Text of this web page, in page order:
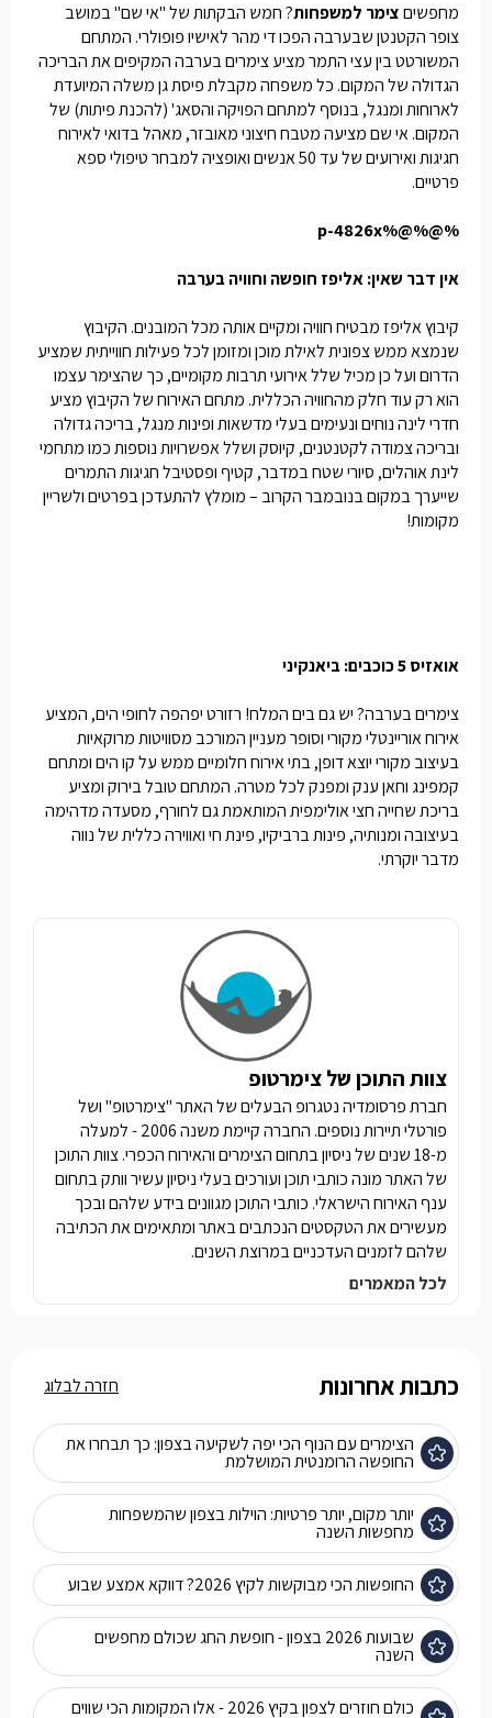
מחפשיםצימר למשפחות? חמש הבקתות של "אי שם" במושב
צופר הקטנטן שבערבה הפכו די מהר לאישיו פופולרי. המתחם
המשורטט בין עצי התמר מציע צימרים בערבה המקיפים את הבריכה
הגדולה של המקום. כל משפחה מקבלת פיסת גן משלה המיועדת
לארוחות ומנגל, בנוסף למתחם הפויקה והסאג' (להכנת פיתות) של
המקום. אי שם מציעה מטבח חיצוני מאובזר, מאהל בדואי לאירוח
חגיגות ואירועים של עד 50 אנשים ואופציה למבחר טיפולי ספא
פרטיים.
%@%@%p-4826x
אין דבר שאין: אליפז חופשה וחוויה בערבה
קיבוץ אליפז מבטיח חוויה ומקיים אותה מכל המובנים. הקיבוץ
שנמצא ממש צפונית לאילת מוכן ומזומן לכל פעילות חווייתית שמציע
הדרום ועל כן מכיל שלל אירועי תרבות מקומיים, כך שהצימר עצמו
הוא רק עוד חלק מהחוויה הכללית. מתחם האירוח של הקיבוץ מציע
חדרי לינה נוחים ונעימים בעלי מדשאות ופינות מנגל, בריכה גדולה
ובריכה צמודה לקטנטנים, קיוסק ושלל אפשרויות נוספות כמו מתחמי
לינת אוהלים, סיורי שטח במדבר, קטיף ופסטיבל חגיגות התמרים
שייערך במקום בנובמבר הקרוב – מומלץ להתעדכן בפרטים ולשריין
מקומות!
אואזיס 5 כוכבים: ביאנקיני
צימרים בערבה? יש גם בים המלח! רזורט יפהפה לחופי הים, המציע
אירוח אוריינטלי מקורי וסופר מעניין המורכב מסוויטות מרוקאיות
בעיצוב מקורי יוצא דופן, בתי אירוח חלומיים ממש על קו הים ומתחם
קמפינג וחאן ענק ומפנק לכל מטרה. המתחם טובל בירוק ומציע
בריכת שחייה חצי אולימפית המותאמת גם לחורף, מסעדה מדהימה
בעיצובה ומנותיה, פינות ברביקיו, פינת חי ואווירה כללית של נווה
מדבר יוקרתי.
צוות התוכן של צימרטופ
חברת פרסומדיה נטגרופ הבעלים של האתר "צימרטופ" ושל
פורטלי תיירות נוספים. החברה קיימת משנה 2006 - למעלה
מ-18 שנים של ניסיון בתחום הצימרים והאירוח הכפרי. צוות התוכן
של האתר מונה כותבי תוכן ועורכים בעלי ניסיון עשיר וותק בתחום
ענף האירוח הישראלי. כותבי התוכן מגוונים בידע שלהם ובכך
מעשירים את הטקסטים הנכתבים באתר ומתאימים את הכתיבה
שלהם לזמנים העדכניים במרוצת השנים.
לכל המאמרים
כתבות אחרונות
הצימרים עם הנוף הכי יפה לשקיעה בצפון: כך תבחרו את
החופשה הרומנטית המושלמת
יותר מקום, יותר פרטיות: הוילות בצפון שהמשפחות
מחפשות השנה
החופשות הכי מבוקשות לקיץ 2026? דווקא אמצע שבוע
שבועות 2026 בצפון - חופשת החג שכולם מחפשים
השנה
כולם חוזרים לצפון בקיץ 2026 - אלו המקומות הכי שווים
חזרה לבלוג